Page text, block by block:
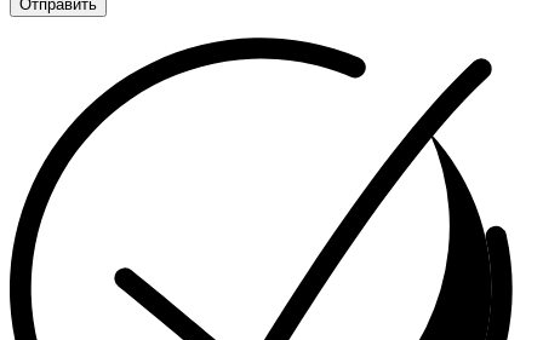
Отправить